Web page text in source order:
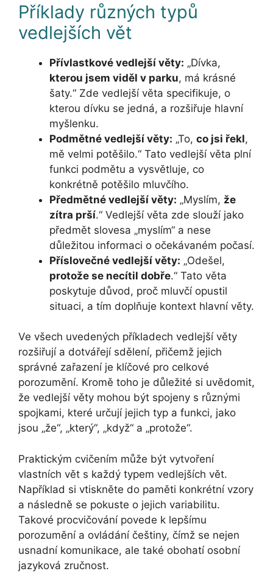
Příklady různých typů
vedlejších vět
Přívlastkové vedlejší věty: „Dívka,
kterou jsem viděl v parku, má krásné
šaty.“ Zde vedlejší věta specifikuje, o
kterou dívku se jedná, a rozšiřuje hlavní
myšlenku.
Podmětné vedlejší věty: „To, co jsi řekl,
mě velmi potěšilo.“ Tato vedlejší věta plní
funkci podmětu a vysvětluje, co
konkrétně potěšilo mluvčího.
Předmětné vedlejší věty: „Myslím, že
zítra prší.“ Vedlejší věta zde slouží jako
předmět slovesa „myslím“ a nese
důležitou informaci o očekávaném počasí.
Příslovečné vedlejší věty: „Odešel,
protože se necítil dobře.“ Tato věta
poskytuje důvod, proč mluvčí opustil
situaci, a tím doplňuje kontext hlavní věty.
Ve všech uvedených příkladech vedlejší věty
rozšiřují a dotvářejí sdělení, přičemž jejich
správné zařazení je klíčové pro celkové
porozumění. Kromě toho je důležité si uvědomit,
že vedlejší věty mohou být spojeny s různými
spojkami, které určují jejich typ a funkci, jako
jsou „že“, „který“, „když“ a „protože“.
Praktickým cvičením může být vytvoření
vlastních vět s každý typem vedlejších vět.
Například si vtiskněte do paměti konkrétní vzory
a následně se pokuste o jejich variabilitu.
Takové procvičování povede k lepšímu
porozumění a ovládání češtiny, čímž se nejen
usnadní komunikace, ale také obohatí osobní
jazyková zručnost.